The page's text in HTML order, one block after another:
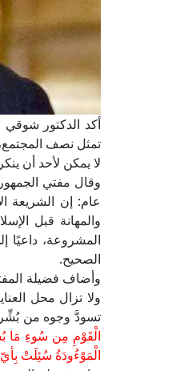
أكد الدكتور شوقي
تمثل نصف
لا يمكن لأحد أن
عام: إن الشريعة
والمهانة قبل
المشروعة، داعيًا
الصحيح.
وأضاف فضيلة
ولا تزال محل
تسودَّ وجوه من
الْقَوْمِ مِن سُوءِ مَا
الْمَوْءُودَةُ سُئِلَتْ